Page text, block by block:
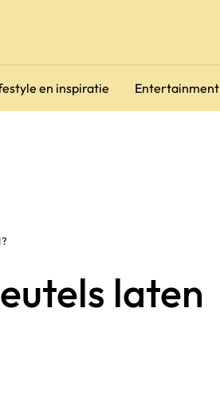
en inspiratie Entertainment
laten